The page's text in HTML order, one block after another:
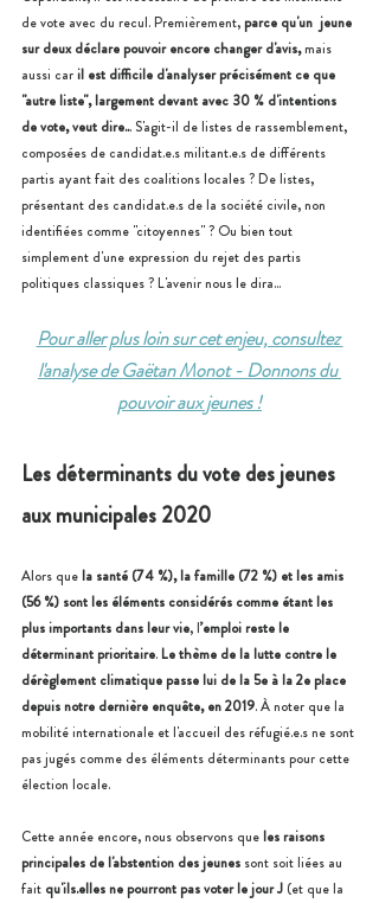
de vote avec du recul. Premièrement, parce qu'un  jeune
sur deux déclare pouvoir encore changer d'avis, mais
aussi car il est difficile d'analyser précisément ce que
"autre liste", largement devant avec 30 % d'intentions
de vote, veut dire... S'agit-il de listes de rassemblement,
composées de candidat.e.s militant.e.s de différents
partis ayant fait des coalitions locales ? De listes,
présentant des candidat.e.s de la société civile, non
identifiées comme "citoyennes" ? Ou bien tout
simplement d'une expression du rejet des partis
politiques classiques ? L'avenir nous le dira...
Pour aller plus loin sur cet enjeu, consultez
l'analyse de Gaëtan Monot - Donnons du
pouvoir aux jeunes !
Les déterminants du vote des jeunes
aux municipales 2020
Alors que la santé (74 %), la famille (72 %) et les amis
(56 %) sont les éléments considérés comme étant les
plus importants dans leur vie, l’emploi reste le
déterminant prioritaire. Le thème de la lutte contre le
dérèglement climatique passe lui de la 5e à la 2e place
depuis notre dernière enquête, en 2019. À noter que la
mobilité internationale et l'accueil des réfugié.e.s ne sont
pas jugés comme des éléments déterminants pour cette
élection locale.
Cette année encore, nous observons que les raisons
principales de l'abstention des jeunes sont soit liées au
fait qu'ils.elles ne pourront pas voter le jour J (et que la